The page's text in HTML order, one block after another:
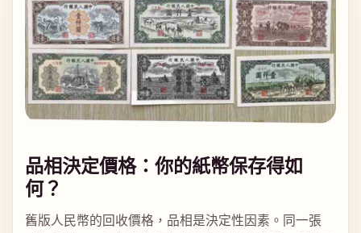
品相決定價格：你的紙幣保存得如
何？
舊版人民幣的回收價格，品相是決定性因素。同一張